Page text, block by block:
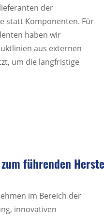
der
statt Komponenten. Für
haben wir
aus externen
um die langfristige
führenden
im Bereich der
innovativen